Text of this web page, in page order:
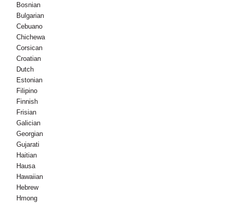
Bosnian
Bulgarian
Cebuano
Chichewa
Corsican
Croatian
Dutch
Estonian
Filipino
Finnish
Frisian
Galician
Georgian
Gujarati
Haitian
Hausa
Hawaiian
Hebrew
Hmong